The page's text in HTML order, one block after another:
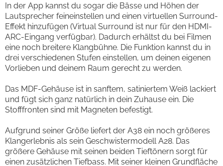
In der App kannst du sogar die Bässe und Höhen der
Lautsprecher feineinstellen und einen virtuellen Surround-
Effekt hinzufügen (Virtual Surround ist nur für den HDMI-
ARC-Eingang verfügbar). Dadurch erhältst du bei Filmen
eine noch breitere Klangbühne. Die Funktion kannst du in
drei verschiedenen Stufen einstellen, um deinen eigenen
Vorlieben und deinem Raum gerecht zu werden.
Das MDF-Gehäuse ist in sanftem, satiniertem Weiß lackiert
und fügt sich ganz natürlich in dein Zuhause ein. Die
Stofffronten sind mit Magneten befestigt.
Aufgrund seiner Größe liefert der A38 ein noch größeres
Klangerlebnis als sein Geschwistermodell A28. Das
größere Gehäuse mit seinen beiden Tieftönern sorgt für
einen zusätzlichen Tiefbass. Mit seiner kleinen Grundfläche